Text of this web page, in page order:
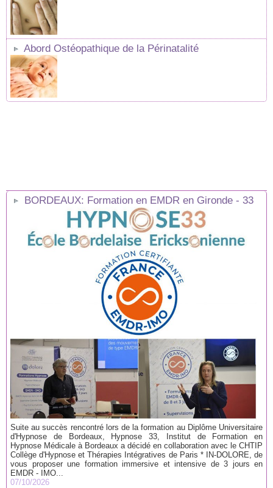
Abord Ostéopathique de la Périnatalité
BORDEAUX: Formation en EMDR en Gironde - 33
Suite au succès rencontré lors de la formation au Diplôme Universitaire
d'Hypnose de Bordeaux, Hypnose 33, Institut de Formation en
Hypnose Médicale à Bordeaux a décidé en collaboration avec le CHTIP
Collège d'Hypnose et Thérapies Intégratives de Paris * IN-DOLORE, de
vous proposer une formation immersive et intensive de 3 jours en
EMDR - IMO...
07/10/2026